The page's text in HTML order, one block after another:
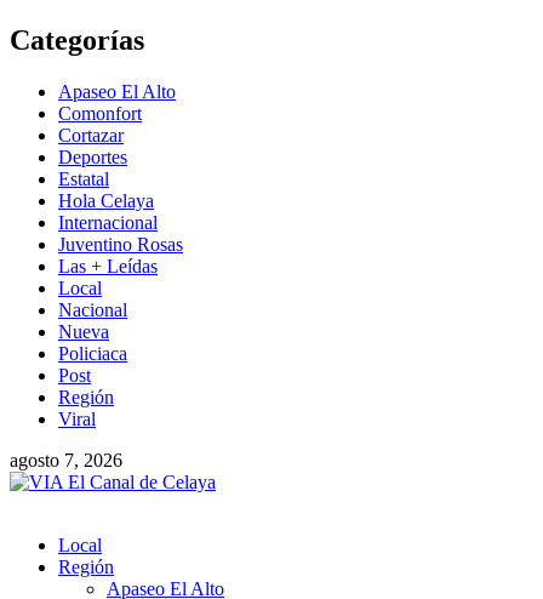
Saltar
al
Categorías
Apaseo El Alto
Comonfort
Cortazar
Deportes
Estatal
Hola Celaya
Internacional
Juventino Rosas
Las + Leídas
Local
Nacional
Nueva
Policiaca
Post
Región
Viral
agosto 7, 2026
Menú
principal
Local
Región
Apaseo El Alto